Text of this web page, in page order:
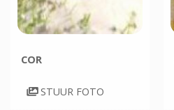
COR
STUUR FOTO